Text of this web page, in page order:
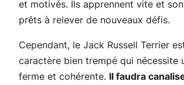
et motivés. Ils apprennent vite et
prêts à relever de nouveaux défis.
Cependant, le Jack Russell Terrier
caractère bien trempé qui nécessite
ferme et cohérente. Il faudra